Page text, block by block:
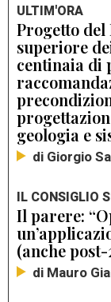
ULTIM'ORA
Progetto
superiore
centinaia di
geologia e
di Giorgio
IL CONSIGLIO
Il parere:
(anche post-
di Mauro